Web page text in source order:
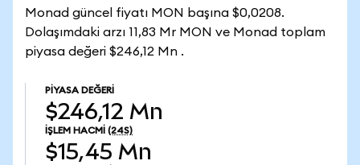
Monad güncel fiyatı MON başına $0,0208.
Dolaşımdaki arzı 11,83 Mr MON ve Monad toplam
piyasa değeri $246,12 Mn .
PIYASA DEĞERI
$246,12 Mn
İŞLEM HACMI (24S)
$15,45 Mn